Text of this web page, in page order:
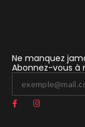
Ne manquez
Abonnez-vous à